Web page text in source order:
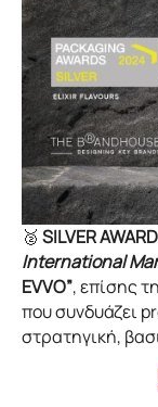
🥈 SILVER AWARD
International
EVVO”, επίσης
που συνδυάζει
στρατηγική,